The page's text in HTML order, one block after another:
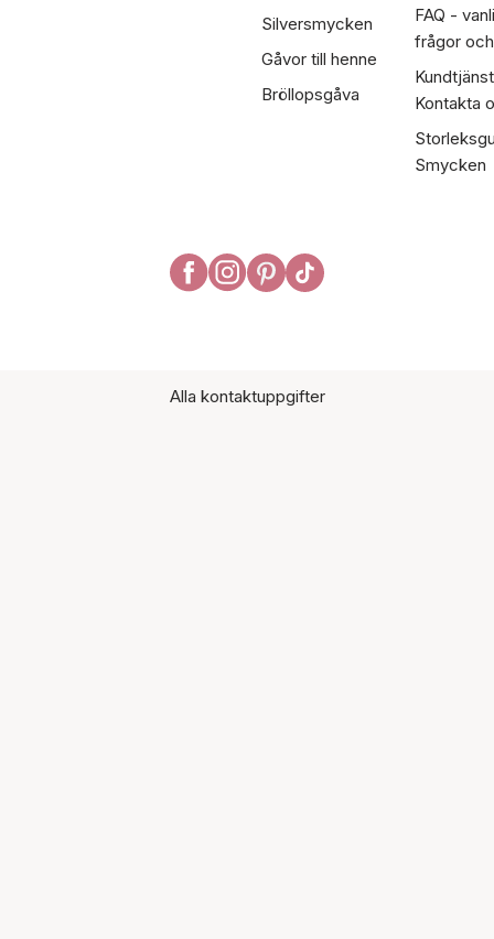
Silversmycken
Gåvor till henne
Bröllopsgåva
FAQ -
frågor
Kontakta
Smycken
Alla kontaktuppgifter